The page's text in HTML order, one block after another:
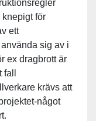
för
ett
sig av i
ex dragbrott är
krävs att
något